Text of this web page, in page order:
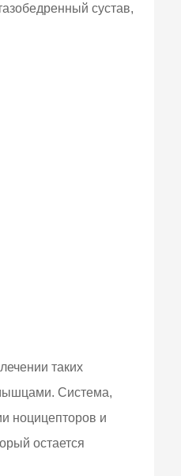
сустав,
таких
Система,
ноцицепторов и
остается